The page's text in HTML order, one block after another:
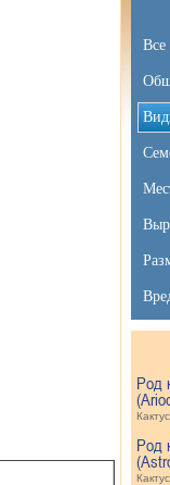
Все
Род
Род